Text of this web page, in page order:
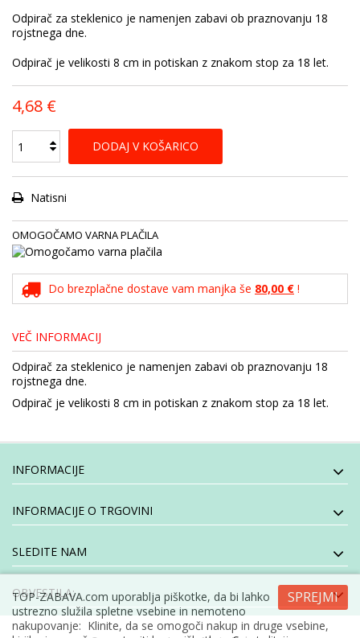
Odpirač za steklenico je namenjen zabavi ob praznovanju 18
rojstnega dne.
Odpirač je velikosti 8 cm in potiskan z znakom stop za 18 let.
4,68 €
DODAJ V KOŠARICO
Natisni
OMOGOČAMO VARNA PLAČILA
Do brezplačne dostave vam manjka še 80,00 € !
VEČ INFORMACIJ
Odpirač za steklenico je namenjen zabavi ob praznovanju 18
rojstnega dne.
Odpirač je velikosti 8 cm in potiskan z znakom stop za 18 let.
INFORMACIJE
INFORMACIJE O TRGOVINI
SLEDITE NAM
OBVESTILA: SPREJMI
TOP-ZABAVA.com uporablja piškotke, da bi lahko
ustrezno služila spletne vsebine in nemoteno
nakupovanje: Klinite, da se omogoči nakup in druge vsebine,